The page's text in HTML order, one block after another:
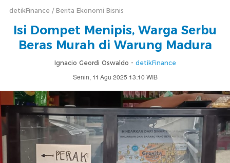
detikFinance Berita Ekonomi Bisnis
Isi Dompet Menipis, Warga Serbu
Beras Murah di Warung Madura
Ignacio Geordi Oswaldo - detikFinance
Senin, 11 Agu 2025 13:10 WIB